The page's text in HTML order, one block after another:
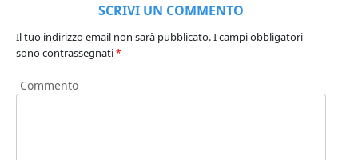
SCRIVI UN COMMENTO
Il tuo indirizzo email non sarà pubblicato.I campi obbligatori
sono contrassegnati*
Commento